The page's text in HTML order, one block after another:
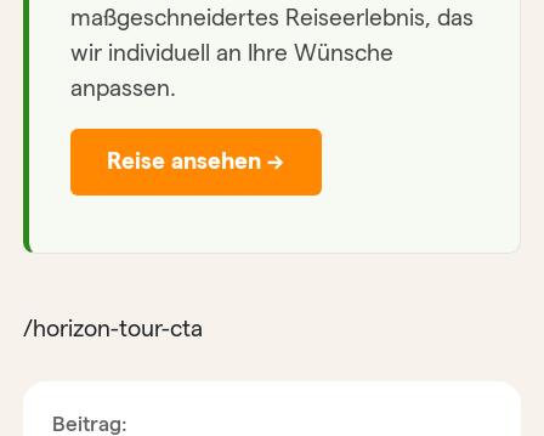
maßgeschneidertes Reiseerlebnis, das
wir individuell an Ihre Wünsche
anpassen.
Reise ansehen →
/horizon-tour-cta
Beitrag: